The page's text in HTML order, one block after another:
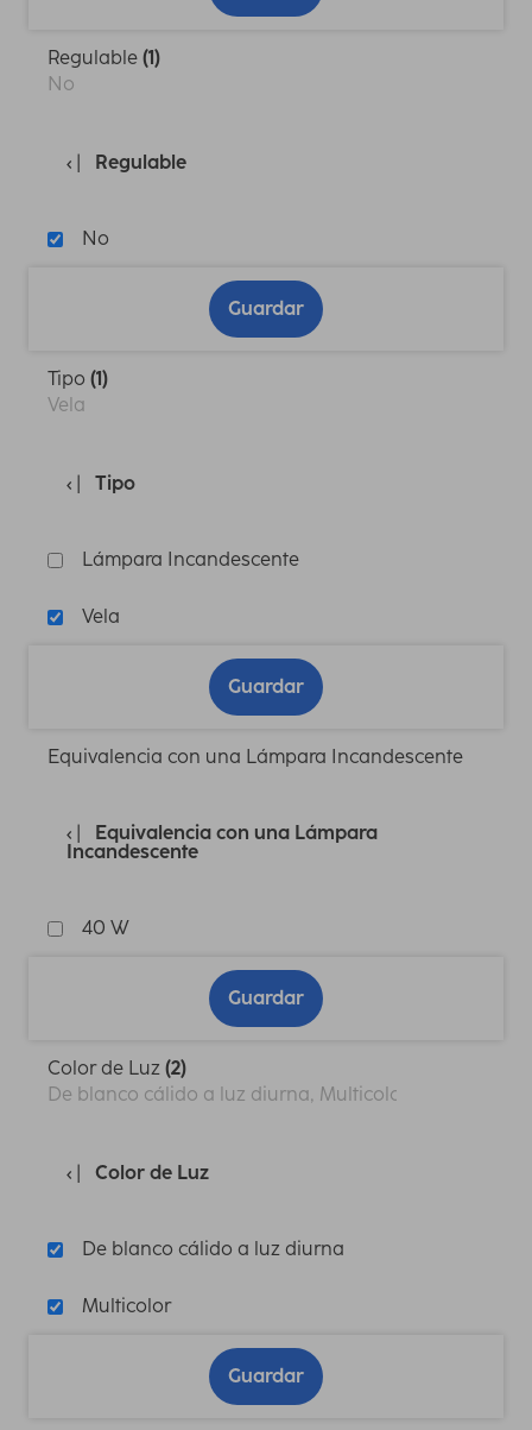
Regulable (1)
No
Regulable
No
Guardar
Tipo (1)
Vela
Tipo
Lámpara Incandescente
Vela
Guardar
Equivalencia con una Lámpara Incandescente
Equivalencia con una Lámpara
Incandescente
40 W
Guardar
Color de Luz (2)
De blanco cálido a luz diurna, Multicolor
Color de Luz
De blanco cálido a luz diurna
Multicolor
Guardar